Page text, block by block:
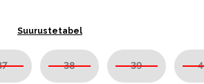
Suurustetabel
38 39